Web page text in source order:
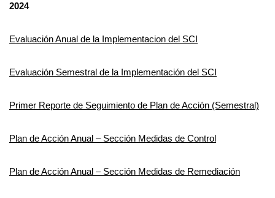
2024
Evaluación Anual de la Implementacion del SCI
Evaluación Semestral de la Implementación del SCI
Primer Reporte de Seguimiento de Plan de Acción (Semestral)
Plan de Acción Anual – Sección Medidas de Control
Plan de Acción Anual – Sección Medidas de Remediación